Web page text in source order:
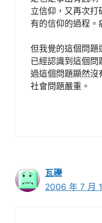
立信仰，又再次打
有的信仰的過程。
但我覺的這個問題
已經認識到這個問
過這個問題顯然沒
社會問題嚴重。
瓦礫
2006 年 7 月